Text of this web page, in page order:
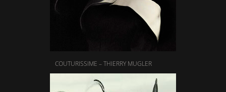
COUTURISSIME – THIERRY MUGLER